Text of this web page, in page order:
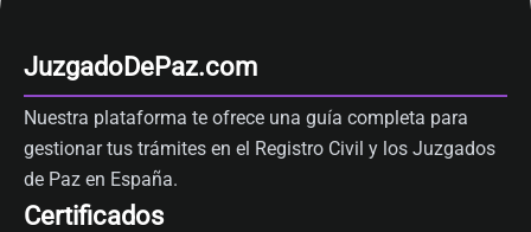
JuzgadoDePaz.com
Nuestra plataforma te ofrece una guía completa para
gestionar tus trámites en el Registro Civil y los Juzgados
de Paz en España.
Certificados